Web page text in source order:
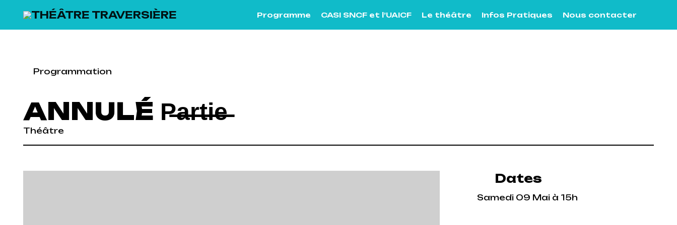
Programme CASI SNCF et l’UAICF Le théâtre Infos Pratiques Nous contacter
Programmation
ANNULÉ P̶a̶r̶t̶i̶e̶
Théâtre
Dates
Samedi 09 Mai à 15h